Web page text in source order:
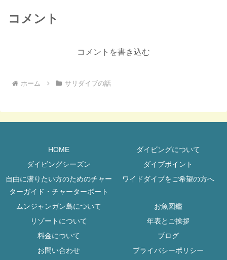
コメント
コメントを書き込む
ホーム サリダイブの話
HOME
ダイビングについて
ダイビングシーズン
ダイブポイント
自由に潜りたい方のためのチャー
ターガイド・チャーターボート
ワイドダイブをご希望の方へ
ムンジャンガン島について
お魚図鑑
リゾートについて
年表とご挨拶
料金について
ブログ
お問い合わせ
プライバシーポリシー